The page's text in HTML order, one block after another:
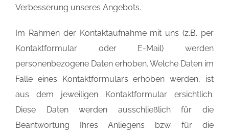
Verbesserung unseres Angebots.
Im Rahmen der Kontaktaufnahme mit uns (z.B. per
Kontaktformular oder E-Mail) werden
personenbezogene Daten erhoben. Welche Daten im
Falle eines Kontaktformulars erhoben werden, ist
aus dem jeweiligen Kontaktformular ersichtlich.
Diese Daten werden ausschließlich für die
Beantwortung Ihres Anliegens bzw. für die